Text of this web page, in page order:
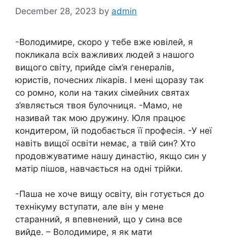
December 28, 2023 by admin
-Володимире, скоро у тебе вже ювілей, я
покликала всіх важливих людей з нашого
вищого світу, прийде сім’я генералів,
юристів, почесних лікарів. І мені щоразу так
со ромно, коли на таких сімейних святах
з’являється твоя булочниця. -Мамо, не
називай так мою дружину. Юля працює
кондитером, їй подобається її професія. -У неї
навіть вищої освіти немає, а твій син? Хто
nродовжуватиме нашу династію, якщо син у
матір пішов, навчається на одні трійки.
-Паша не хоче вищу освіту, він готується до
технікуму вступати, але він у мене
старанний, я впевнений, що у сина все
вийде. – Володимире, я як мати